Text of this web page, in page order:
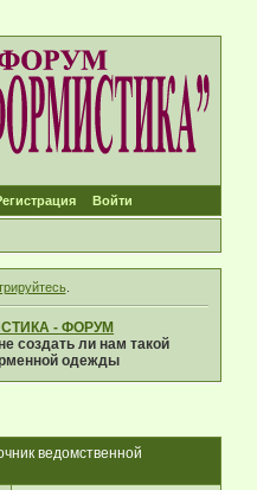
Войти
.
- ФОРУМ
создать ли нам такой
одежды
ведомственной